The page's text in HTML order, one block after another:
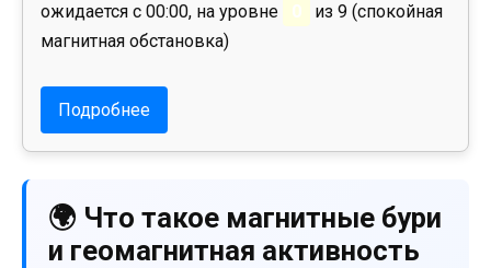
ожидается с 00:00, на уровне
0
из 9 (спокойная
магнитная обстановка)
Подробнее
🌍 Что такое магнитные бури
и геомагнитная активность